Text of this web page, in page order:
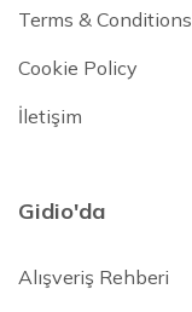
Terms & Conditions
Cookie Policy
İletişim
Gidio'da
Alışveriş Rehberi